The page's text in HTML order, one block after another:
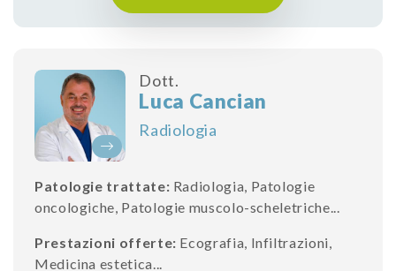
Dott.
Luca Cancian
Radiologia
Patologie trattate: Radiologia Patologie
oncologiche Patologie muscolo-scheletriche
Prestazioni offerte: Ecografia Infiltrazioni
Medicina estetica